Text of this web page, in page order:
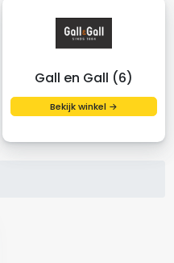
Gall en Gall (6)
Bekijk winkel →